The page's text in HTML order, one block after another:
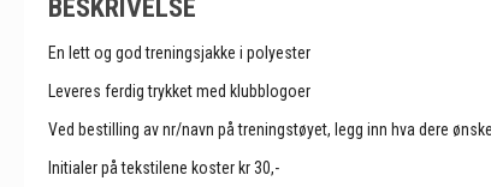
BESKRIVELSE
En lett og god treningsjakke i polyester
Leveres ferdig trykket med klubblogoer
Ved bestilling av nr/navn på treningstøyet, legg inn hva dere
Initialer på tekstilene koster kr 30,-